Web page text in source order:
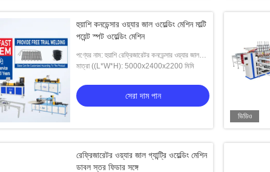
হুয়াশি কনডেন্সার ওয়্যার জাল ওয়েল্ডিং মেশিন মাল্টি
পয়েন্ট স্পট ওয়েল্ডিং মেশিন
পণ্যের নাম: হুয়াশি রেফ্রিজারেটর কনডেন্সার ওয়্যার জাল
মাল্টি পয়েন্ট স্পট ওয়েল্ডিং মেশিন
মাত্রা ((L*W*H): 5000x2400x2200 মিমি
সেরা দাম পান
ভিডিও
রেফ্রিজারেটর ওয়্যার জাল গ্যান্ট্রি ওয়েল্ডিং মেশিন
ডাবল স্তর ফিডার সঙ্গে